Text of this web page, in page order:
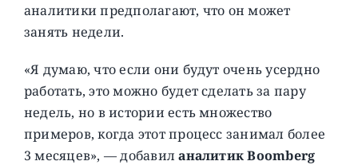
аналитики предполагают, что он может
занять недели.
«Я думаю, что если они будут очень усердно
работать, это можно будет сделать за пару
недель, но в истории есть множество
примеров, когда этот процесс занимал более
3 месяцев», — добавиланалитик Boomberg